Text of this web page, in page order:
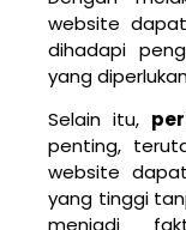
website
dihadapi
yang
Selain itu,
penting,
website
yang tinggi
menjadi